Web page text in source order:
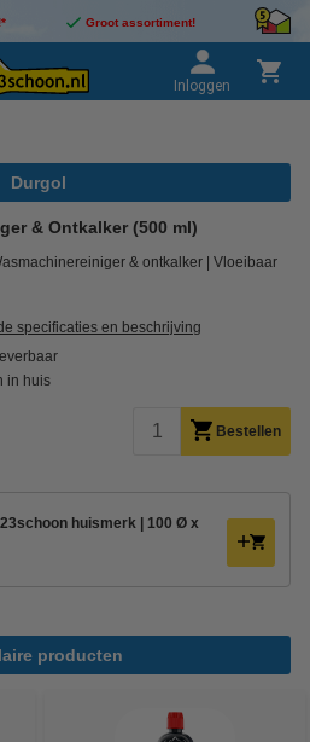
Groot assortiment!
Inloggen
Durgol
& Ontkalker (500 ml)
& ontkalker
Vloeibaar
specificaties en beschrijving
in huis
Bestellen
huismerk | 100 Ø x
producten